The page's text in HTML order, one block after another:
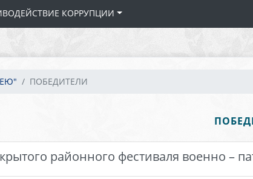
КОРРУПЦИИ
ПОБЕДИТЕЛИ
районного фестиваля военно –